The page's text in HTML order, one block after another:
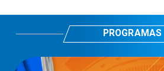
PROGRAMAS